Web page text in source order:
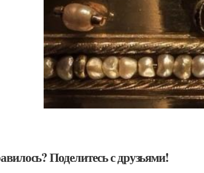
Поделитесь с друзьями!